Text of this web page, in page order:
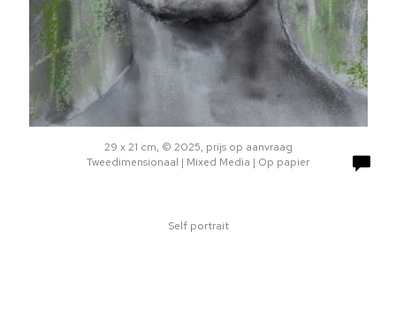
29 x 21 cm, © 2025, prijs op aanvraag
Tweedimensionaal | Mixed Media | Op papier
Self portrait